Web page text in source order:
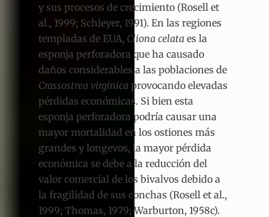
y sus procesos de crecimiento (Rosell et
al., 1999; Schleyer, 1991). En las regiones
templadas de EUA, Cliona celata es la
esponja perforadora que ha causado
daños considerables a las poblaciones de
Crassostrea virginica provocando elevadas
pérdidas económicas. Si bien esta
esponja perforadora podría causar una
mayor mortalidad en los ostiones más
grandes y longevos, la mayor pérdida
económica se debe a la reducción del
valor comercial de los bivalvos debido a
la fragilidad de sus conchas (Rosell et al.,
1999; Thomas, 1979; Warburton, 1958c).